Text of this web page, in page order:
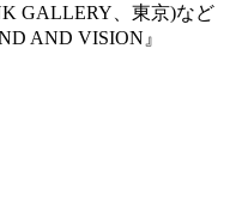
GALLERY、東京)など
AND VISION』